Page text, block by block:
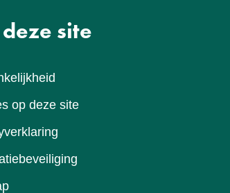
site
op deze site